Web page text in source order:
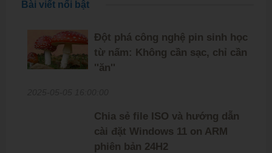
Bài viết nổi bật
Đột phá công nghệ pin sinh học
từ nấm: Không cần sạc, chỉ cần
''ăn''
Chia sẻ file ISO và hướng dẫn
cài đặt Windows 11 on ARM
phiên bản 24H2